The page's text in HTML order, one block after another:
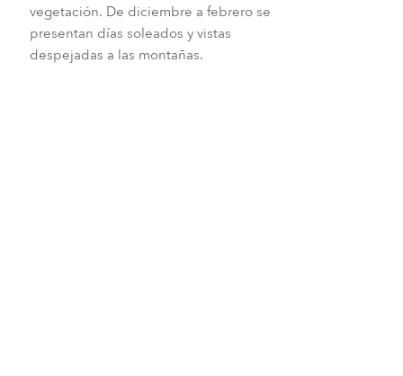
vegetación. De diciembre a febrero se
presentan días soleados y vistas
despejadas a las montañas.